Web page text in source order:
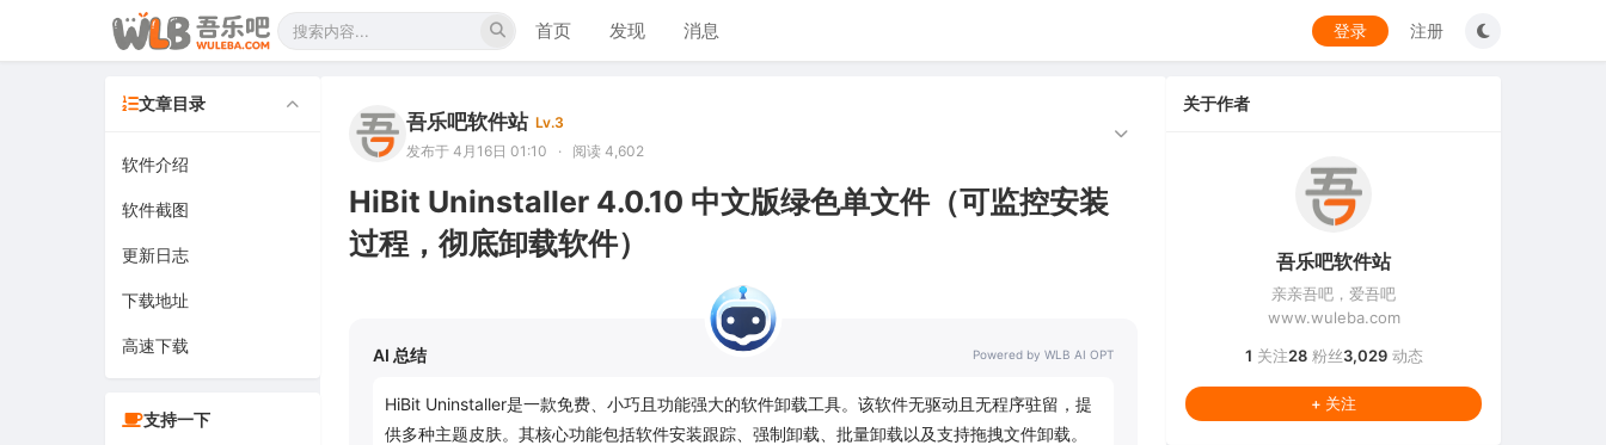
首页 发现 消息 登录 注册
文章目录
软件介绍
软件截图
更新日志
下载地址
高速下载
支持一下
吾乐吧软件站 Lv.3
发布于 4月16日 01:10
· 阅读 4,602
HiBit Uninstaller 4.0.10 中文版绿色单文件（可监控安装
过程，彻底卸载软件）
AI 总结 Powered by WLB AI OPT
HiBit Uninstaller是一款免费、小巧且功能强大的软件卸载工具。该软件无驱动且无程序驻留，提
供多种主题皮肤。其核心功能包括软件安装跟踪、强制卸载、批量卸载以及支持拖拽文件卸载。
关于作者
吾乐吧软件站
亲亲吾吧，爱吾吧
www.wuleba.com
1 关注28粉丝3,029动态
+ 关注